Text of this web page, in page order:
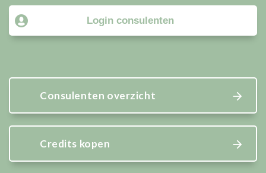
Login consulenten
Consulenten overzicht
Credits kopen